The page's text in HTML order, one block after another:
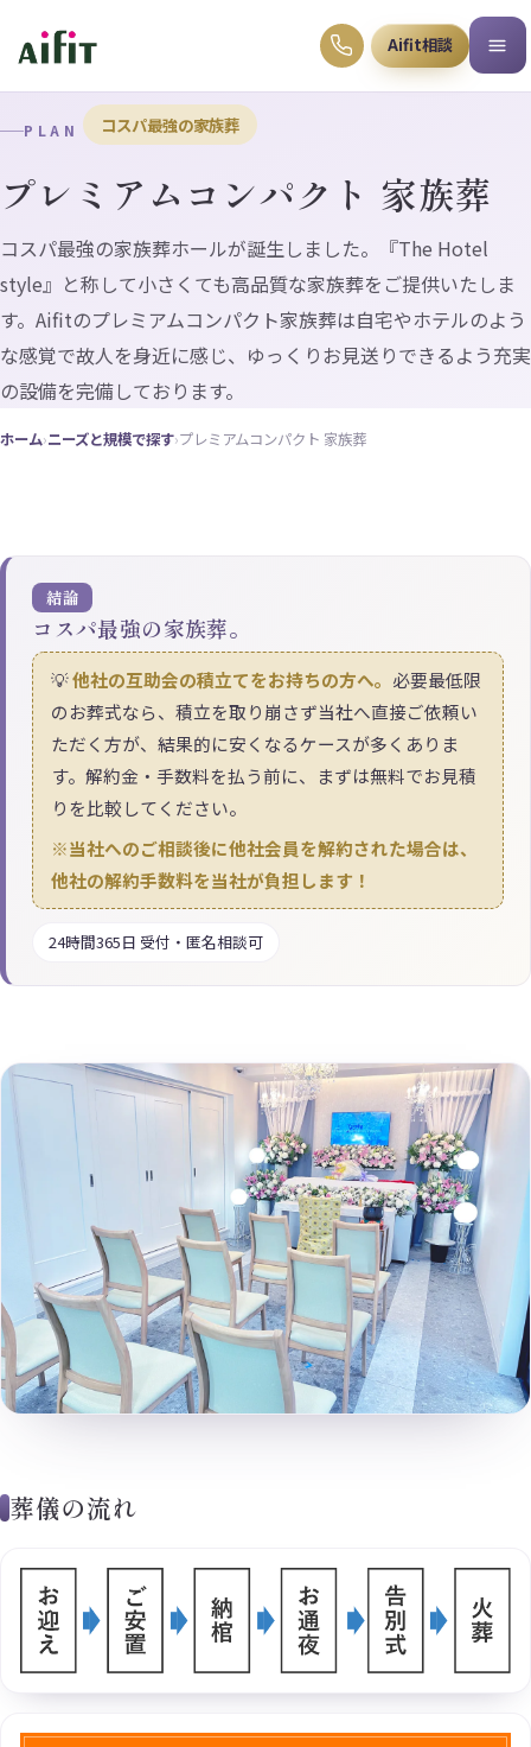
Aifit相談
PLAN コスパ最強の家族葬
プレミアムコンパクト 家族葬
コスパ最強の家族葬ホールが誕生しました。『The Hotel
style』と称して小さくても高品質な家族葬をご提供いたしま
す。Aifitのプレミアムコンパクト家族葬は自宅やホテルのよう
な感覚で故人を身近に感じ、ゆっくりお見送りできるよう充実
の設備を完備しております。
ホーム›ニーズと規模で探す›プレミアムコンパクト 家族葬
結論
コスパ最強の家族葬。
💡他社の互助会の積立てをお持ちの方へ。 必要最低限
のお葬式なら、積立を取り崩さず当社へ直接ご依頼い
ただく方が、結果的に安くなるケースが多くありま
す。解約金・手数料を払う前に、まずは無料でお見積
りを比較してください。
※当社へのご相談後に他社会員を解約された場合は、
他社の解約手数料を当社が負担します！
24時間365日 受付・匿名相談可
葬儀の流れ